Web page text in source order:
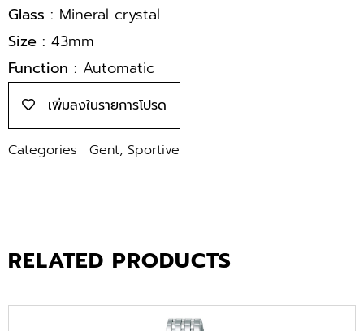
Glass : Mineral crystal
Size : 43mm
Function : Automatic
เพิ่มลงในรายการโปรด
Categories : Gent, Sportive
RELATED PRODUCTS